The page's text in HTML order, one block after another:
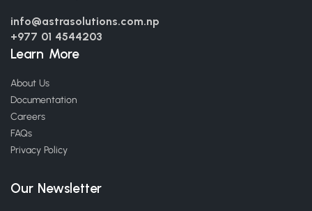
info@astrasolutions.com.np
+977 01 4544203
Learn More
About Us
Documentation
Careers
FAQs
Privacy Policy
Our Newsletter